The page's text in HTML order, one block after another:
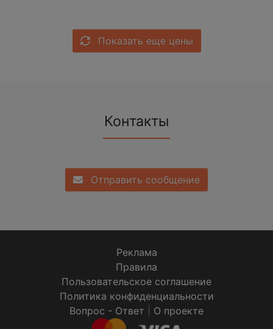
Показать еще цены
Контакты
Отправить сообщение
Реклама
Правила
Пользовательское соглашение
Политика конфиденциальности
Вопрос - Ответ
О проекте